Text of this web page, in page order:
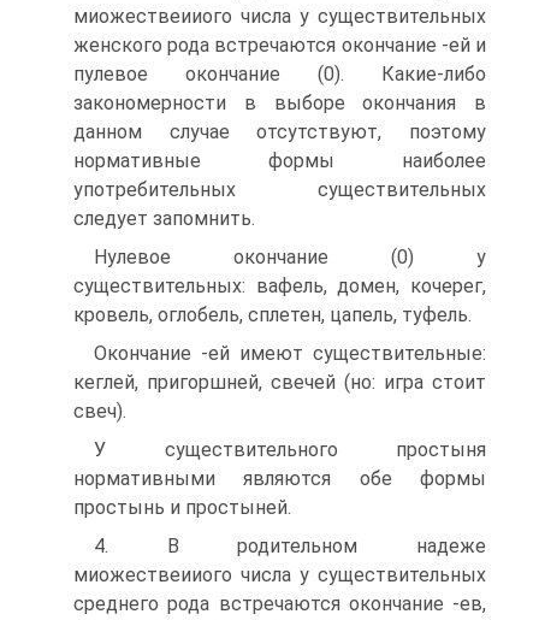
миожествеииого числа у существительных
женского рода встречаются окончание -ей и
пулевое окончание (0). Какие-либо
закономерности в выборе окончания в
данном случае отсутствуют, поэтому
нормативные формы наиболее
употребительных существительных
следует запомнить.
Нулевое окончание (0) у
существительных: вафель, домен, кочерег,
кровель, оглобель, сплетен, цапель, туфель.
Окончание -ей имеют существительные:
кеглей, пригоршней, свечей (но: игра стоит
свеч).
У существительного простыня
нормативными являются обе формы
простынь и простыней.
4. В родительном надеже
миожествеииого числа у существительных
среднего рода встречаются окончание -ев,